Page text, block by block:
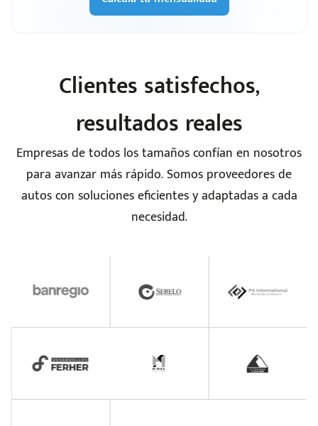
Clientes satisfechos,
resultados reales
Empresas de todos los tamaños confían en nosotros
para avanzar más rápido. Somos proveedores de
autos con soluciones eficientes y adaptadas a cada
necesidad.